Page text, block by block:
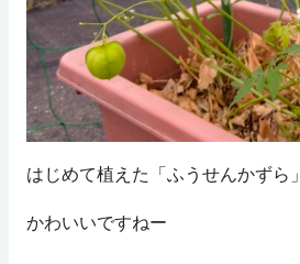
はじめて植えた「ふうせんかずら」
かわいいですねー